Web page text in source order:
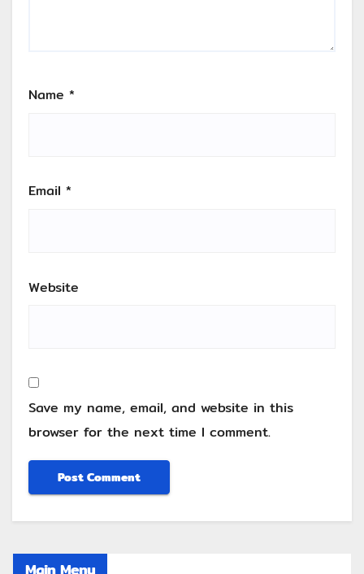
Name *
Email *
Website
Save my name, email, and website in this
browser for the next time I comment.